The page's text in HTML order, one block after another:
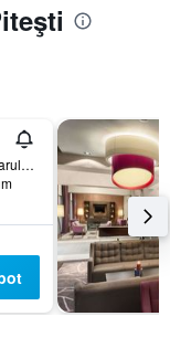
Strada Basarabia Numarul 1A, Piteşti, Rumänien